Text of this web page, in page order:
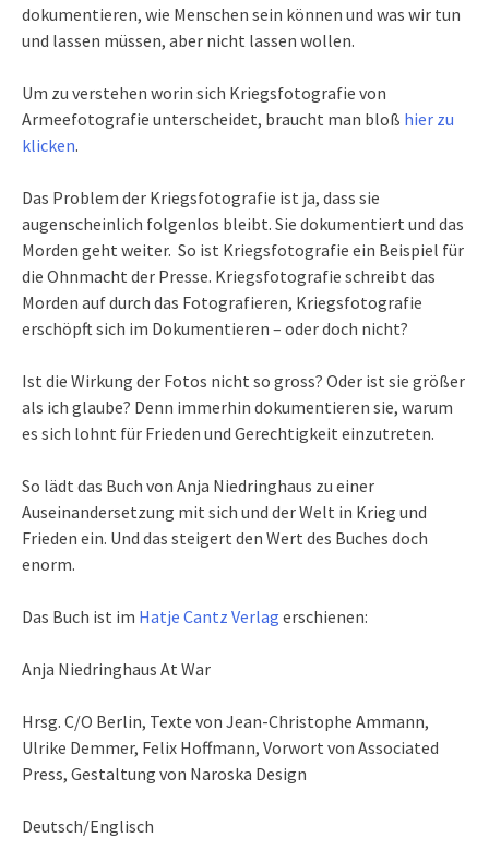
dokumentieren, wie Menschen sein können und was wir tun
und lassen müssen, aber nicht lassen wollen.
Um zu verstehen worin sich Kriegsfotografie von
Armeefotografie unterscheidet, braucht man bloß hier zu
klicken.
Das Problem der Kriegsfotografie ist ja, dass sie
augenscheinlich folgenlos bleibt. Sie dokumentiert und das
Morden geht weiter. So ist Kriegsfotografie ein Beispiel für
die Ohnmacht der Presse. Kriegsfotografie schreibt das
Morden auf durch das Fotografieren, Kriegsfotografie
erschöpft sich im Dokumentieren – oder doch nicht?
Ist die Wirkung der Fotos nicht so gross? Oder ist sie größer
als ich glaube? Denn immerhin dokumentieren sie, warum
es sich lohnt für Frieden und Gerechtigkeit einzutreten.
So lädt das Buch von Anja Niedringhaus zu einer
Auseinandersetzung mit sich und der Welt in Krieg und
Frieden ein. Und das steigert den Wert des Buches doch
enorm.
Das Buch ist im Hatje Cantz Verlag erschienen:
Anja Niedringhaus At War
Hrsg. C/O Berlin, Texte von Jean-Christophe Ammann,
Ulrike Demmer, Felix Hoffmann, Vorwort von Associated
Press, Gestaltung von Naroska Design
Deutsch/Englisch